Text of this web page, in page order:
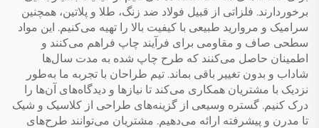
برخوردارند. فلزاتی از قبیل فولاد ضد زنگ، طلا و پلاتین، همچنین
سرامیک و مروارید طبیعی با کیفیت بالا را تهیه می‌کنیم. این مواد
سطحی صاف و مقاومی برای فرآیند چاپ فراهم می‌کنند و
اطمینان حاصل می‌کنند که طرح چاپ شده به مدت سال‌ها
شاداب و بدون تغییر باقی بماند. تیم طراحان با تجربه ما به‌طور
نزدیک با مشتریان همکاری می‌کند تا نیازها و دیدگاه‌های آن‌ها را
درک کنیم. گستره وسیعی از گزینه‌های طراحی از کلاسیک و شیک
تا مدرن و پیشرفته ارائه می‌دهیم. مشتریان می‌توانند طرح‌های